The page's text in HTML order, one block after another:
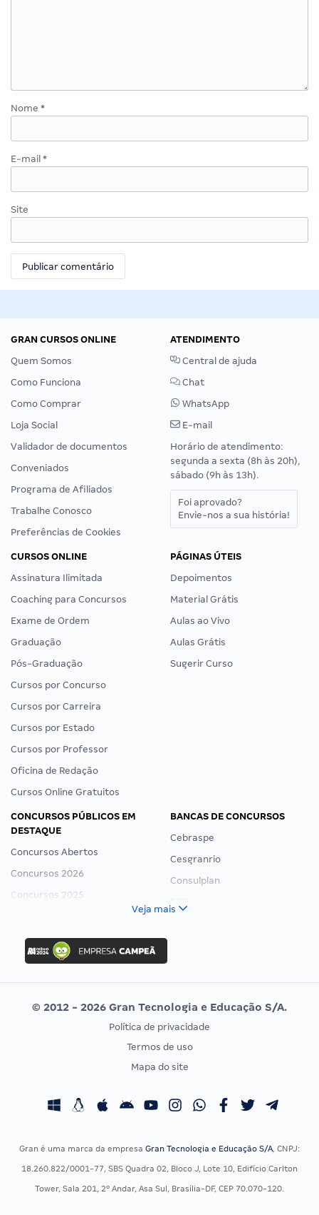
Nome *
E-mail *
Site
GRAN CURSOS ONLINE
Quem Somos
Como Funciona
Como Comprar
Loja Social
Validador de documentos
Conveniados
Programa de Afiliados
Trabalhe Conosco
Preferências de Cookies
ATENDIMENTO
Central de ajuda
Chat
WhatsApp
E-mail
Horário de atendimento:
segunda a sexta (8h às 20h),
sábado (9h às 13h).
Foi aprovado?
Envie-nos a sua história!
CURSOS ONLINE
Assinatura Ilimitada
Coaching para Concursos
Exame de Ordem
Graduação
Pós-Graduação
Cursos por Concurso
Cursos por Carreira
Cursos por Estado
Cursos por Professor
Oficina de Redação
Cursos Online Gratuitos
PÁGINAS ÚTEIS
Depoimentos
Material Grátis
Aulas ao Vivo
Aulas Grátis
Sugerir Curso
CONCURSOS PÚBLICOS EM
DESTAQUE
Concursos Abertos
Concursos 2026
Concursos 2025
Concurso Nacional Unificado
Concurso Ibama
Concurso MPU
Editais publicados
BANCAS DE CONCURSOS
Cebraspe
Cesgranrio
Consulplan
Vunesp
CONCURSOS POR PROFISSÃO
Concursos Fiscais
EXAME DE ORDEM
Calendário OAB
Veja mais
© 2012 - 2026 Gran Tecnologia e Educação S/A.
Política de privacidade
Termos de uso
Mapa do site
Gran é uma marca da empresa Gran Tecnologia e Educação S/A, CNPJ:
18.260.822/0001-77, SBS Quadra 02, Bloco J, Lote 10, Edifício Carlton
Tower, Sala 201, 2º Andar, Asa Sul, Brasília-DF, CEP 70.070-120.